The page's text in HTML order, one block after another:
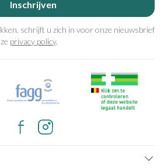
Inschrijven
schrijft u zich in voor onze nieuwsbrief
privacy policy.